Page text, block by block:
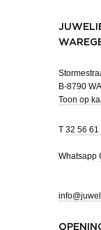
B-8790
Toon op
T 32 56 61
Whatsapp